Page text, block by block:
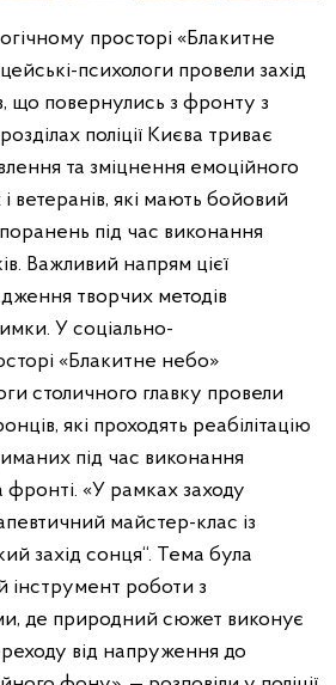
просторі «Блакитне
психологи провели захід
що повернулись з фронту з
поліції Києва триває
та зміцнення емоційного
ветеранів, які мають бойовий
під час виконання
Важливий напрям цієї
творчих методів
У соціально-
«Блакитне небо»
столичного главку провели
які проходять реабілітацію
під час виконання
фронті. «У рамках заходу
майстер-клас із
захід сонця“. Тема була
інструмент роботи з
де природний сюжет виконує
від напруження до